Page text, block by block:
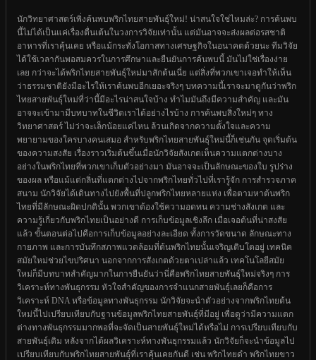
นักวิทยาศาสตร์เพิ่งค้นพบพริกไทยสายพันธุ์ใหม่! น่าสนใจใช่ไหมล่ะ? การค้นพบ
นี้ไม่ได้เป็นแค่เรื่องตื่นเต้นในวงการวิจัยเท่านั้น แต่มันอาจจะส่งผลต่อรสชาติ
อาหารที่เราคุ้นเคย หรือแม้กระทั่งโอกาสทางเศรษฐกิจในอนาคตด้วยนะ ทีมวิจัย
ได้ใช้เวลากันพอสมควรในการศึกษาและยืนยันการค้นพบนี้ มันไม่ใช่เรื่องง่าย
เลย กว่าจะได้พริกไทยสายพันธุ์ใหม่มาสักต้นเนี่ย แต่สิ่งที่พวกเขาเจอทำให้เห็น
ว่าธรรมชาติยังมีอะไรให้เราค้นพบอีกเยอะจริงๆ บทความนี้เราจะมาดูกันว่าพริก
ไทยสายพันธุ์ใหม่ที่ว่านี้มีอะไรน่าสนใจบ้าง ทำไมมันถึงมีความสำคัญ และมัน
อาจจะเข้ามามีบทบาทในชีวิตเราได้อย่างไรบ้าง การค้นพบสิ่งใหม่ๆ ทาง
วิทยาศาสตร์ ไม่ว่าจะเล็กน้อยแค่ไหน ล้วนเกิดจากความตั้งใจและความ
พยายามของใครบางคนเสมอ สำหรับพริกไทยสายพันธุ์ใหม่นี้ก็เช่นกัน จุดเริ่มต้น
ของความสงสัย เรื่องราวเริ่มต้นขึ้นเมื่อนักวิจัยสังเกตเห็นความแตกต่างบาง
อย่างในพริกไทยที่พวกเขาเก็บตัวอย่างมา มันอาจจะเป็นลักษณะของใบ รูปร่าง
ของผล หรือแม้แต่กลิ่นที่แตกต่างไปจากพริกไทยทั่วไปที่เรารู้จัก การสำรวจภาค
สนาม นักวิจัยได้เดินทางไปยังพื้นที่ปลูกพริกไทยหลายแห่ง เพื่อตามหาต้นพริก
ไทยที่มีลักษณะผิดปกตินั้น พวกเขาต้องใช้ความอดทน ความช่างสังเกต และ
ความรู้เกี่ยวกับพริกไทยเป็นอย่างดี การเก็บข้อมูลเชิงลึก เมื่อเจอต้นที่น่าสงสัย
แล้ว ขั้นตอนต่อไปคือการเก็บข้อมูลอย่างละเอียด ทั้งการวัดขนาด ลักษณะทาง
กายภาพ และการบันทึกสภาพแวดล้อมที่ต้นพริกไทยนั้นเจริญเติบโตอยู่ เทคนิค
สมัยใหม่ช่วยไขปริศนา นอกจากการสังเกตด้วยตาเปล่าแล้ว เทคโนโลยีสมัย
ใหม่ก็มีบทบาทสำคัญมากในการยืนยันว่านี่คือพริกไทยสายพันธุ์ใหม่จริงๆ การ
วิเคราะห์ทางพันธุกรรม หัวใจสำคัญของการจำแนกสายพันธุ์เลยก็คือการ
วิเคราะห์ DNA หรือข้อมูลทางพันธุกรรม นักวิจัยจะนำตัวอย่างจากพริกไทยต้น
ใหม่นี้ไปเปรียบเทียบกับฐานข้อมูลพริกไทยสายพันธุ์ที่มีอยู่ เพื่อดูว่ามีความแตก
ต่างทางพันธุกรรมมากพอที่จะจัดเป็นสายพันธุ์ใหม่ได้หรือไม่ การเปรียบเทียบกับ
สายพันธุ์เดิม หลังจากได้ผลวิเคราะห์ทางพันธุกรรมแล้ว นักวิจัยก็จะนำข้อมูลไป
เปรียบเทียบกับพริกไทยสายพันธุ์ที่เราคุ้นเคยกันดี เช่น พริกไทยดำ พริกไทยขาว